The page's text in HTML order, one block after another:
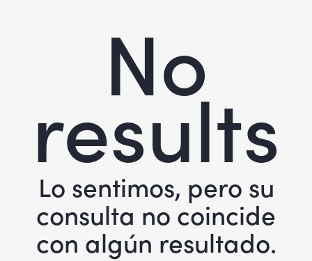
No
results
Lo sentimos, pero su
consulta no coincide
con algún resultado.